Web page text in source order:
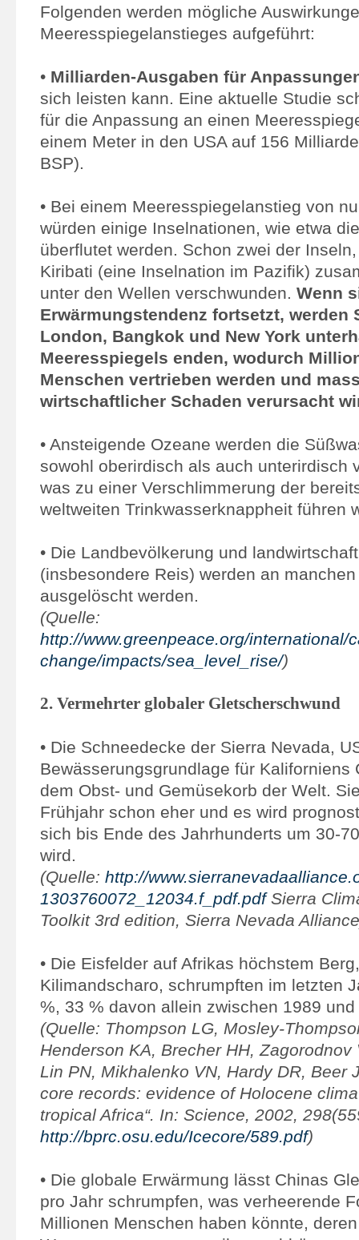
Folgenden werden mögliche
Meeresspiegelanstieges aufgeführt:
• Milliarden-Ausgaben für
sich leisten kann. Eine aktuelle Studie
für die Anpassung an einen
einem Meter in den USA auf 156
BSP).
• Bei einem Meeresspiegelanstieg von
würden einige Inselnationen, wie etwa
überflutet werden. Schon zwei der
Kiribati (eine Inselnation im Pazifik)
unter den Wellen verschwunden. Wenn
Erwärmungstendenz fortsetzt, werden
London, Bangkok und New York
Meeresspiegels enden, wodurch
Menschen vertrieben werden und
wirtschaftlicher Schaden verursacht
• Ansteigende Ozeane werden die
sowohl oberirdisch als auch unterirdisch
was zu einer Verschlimmerung der
weltweiten Trinkwasserknappheit führen
• Die Landbevölkerung und
(insbesondere Reis) werden an
ausgelöscht werden.
(Quelle:
http://www.greenpeace.org/international/
change/impacts/sea_level_rise/)
2. Vermehrter globaler Gletscherschwund
• Die Schneedecke der Sierra Nevada,
Bewässerungsgrundlage für Kaliforniens
dem Obst- und Gemüsekorb der Welt.
Frühjahr schon eher und es wird
sich bis Ende des Jahrhunderts um 30-
wird.
(Quelle: http://
1303760072_12034.f_pdf.pdfSierra
Toolkit 3rd edition, Sierra Nevada
• Die Eisfelder auf Afrikas höchstem
Kilimandscharo, schrumpften im letzten
%, 33 % davon allein zwischen 1989 und
(Quelle: Thompson LG, Mosley-
Henderson KA, Brecher HH, Zagorodnov
Lin PN, Mikhalenko VN, Hardy DR, Beer
core records: evidence of Holocene
tropical Africa“. In: Science, 2002,
http://bprc.osu.edu/Icecore/589.pdf)
• Die globale Erwärmung lässt Chinas
pro Jahr schrumpfen, was verheerende
Millionen Menschen haben könnte, deren